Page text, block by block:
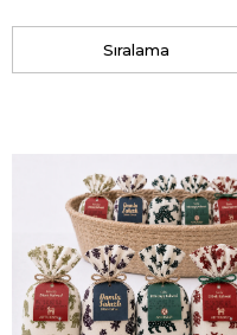
Sıralama